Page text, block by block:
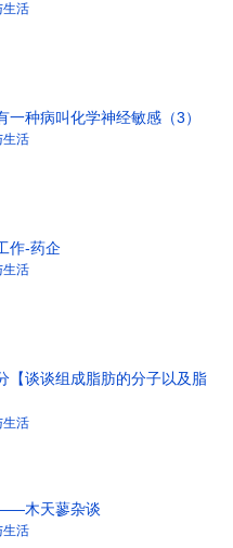
生活
一种病叫化学神经敏感（3）
生活
作-药企
生活
【谈谈组成脂肪的分子以及脂
生活
木天蓼杂谈
生活